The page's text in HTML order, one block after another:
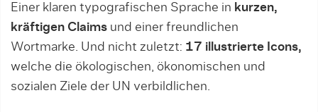
Einer klaren typografischen Sprache in kurzen,
kräftigen Claims und einer freundlichen
Wortmarke. Und nicht zuletzt: 17 illustrierte Icons,
welche die ökologischen, ökonomischen und
sozialen Ziele der UN verbildlichen.